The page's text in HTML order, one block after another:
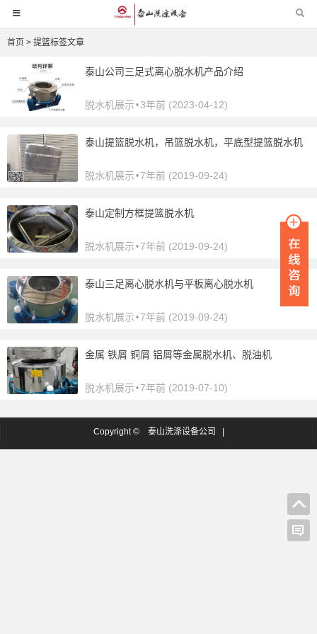
首页 > 提篮标签文章
泰山公司三足式离心脱水机产品介绍
脱水机展示 • 3年前 (2023-04-12)
泰山提篮脱水机，吊篮脱水机，平底型提篮脱水机
脱水机展示 •7年前 (2019-09-24)
泰山定制方框提篮脱水机
脱水机展示 •7年前 (2019-09-24)
泰山三足离心脱水机与平板离心脱水机
脱水机展示 •7年前 (2019-09-24)
金属 铁屑 铜屑 铝屑等金属脱水机、脱油机
脱水机展示 •7年前 (2019-07-10)
Copyright © 泰山洗涤设备公司